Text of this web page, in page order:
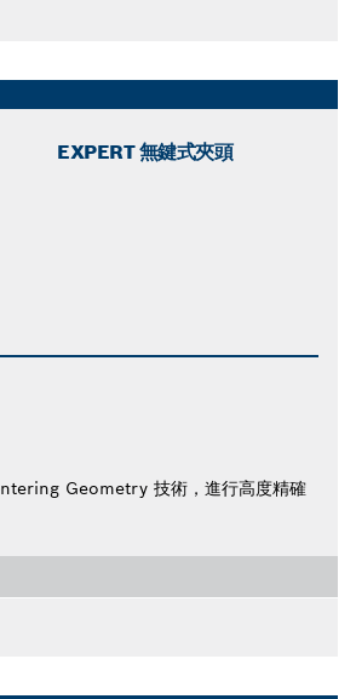
EXPERT 無鍵式夾頭
Geometry 技術，進行高度精確